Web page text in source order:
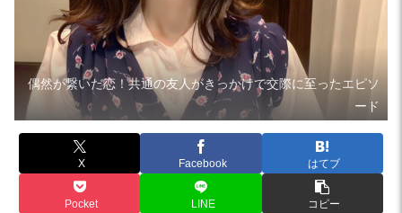
偶然が繋いだ恋！共通の友人がきっかけで交際に至ったエピソ
ード
X Facebook はてブ
Pocket LINE コピー